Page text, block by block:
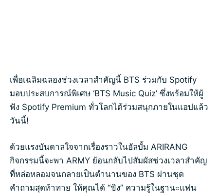
เพื่อเฉลิมฉลองช่วงเวลาสำคัญนี้ BTS ร่วมกับ Spotify
มอบประสบการณ์พิเศษ ‘BTS Music Quiz’ ซึ่งพร้อมให้ผู้
ฟัง Spotify Premium ทั่วโลกได้ร่วมสนุกภายในแอปแล้ว
วันนี้!
ด้วยแรงบันดาลใจจากเรื่องราวในอัลบั้ม ARIRANG
กิจกรรมนี้จะพา ARMY ย้อนกลับไปสัมผัสช่วงเวลาสำคัญ
ที่หล่อหลอมจนกลายเป็นตำนานของ BTS ผ่านชุด
คำถามสุดท้าทาย ให้คุณได้ “ขิง” ความรู้ในฐานะแฟน